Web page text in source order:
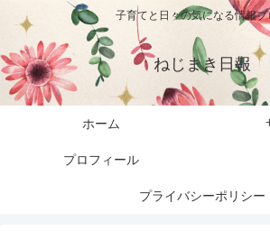
子育てと日々の気になる情報ブ
ねじまき日報
ホーム
プロフィール
プライバシーポリシー